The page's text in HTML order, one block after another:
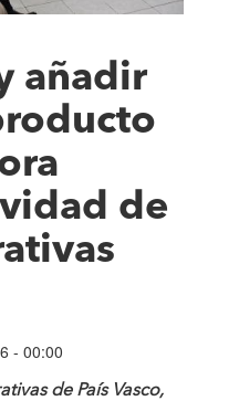
añadir
de
- 00:00
de País Vasco,